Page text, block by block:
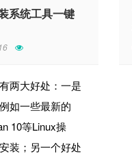
系统工具一键
16
两大好处：一是
如一些最新的
10等Linux操
装；另一个好处